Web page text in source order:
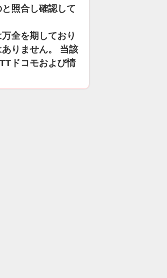
照合し確認して
全を期しており
りません。 当該
ドコモおよび情